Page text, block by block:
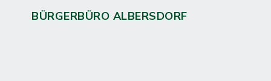
BÜRGERBÜRO ALBERSDORF